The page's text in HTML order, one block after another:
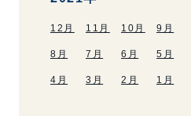
12月 11月 10月 9月
8月 7月 6月 5月
4月 3月 2月 1月